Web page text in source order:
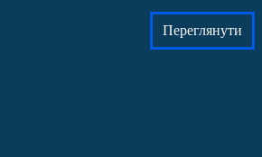
Переглянути